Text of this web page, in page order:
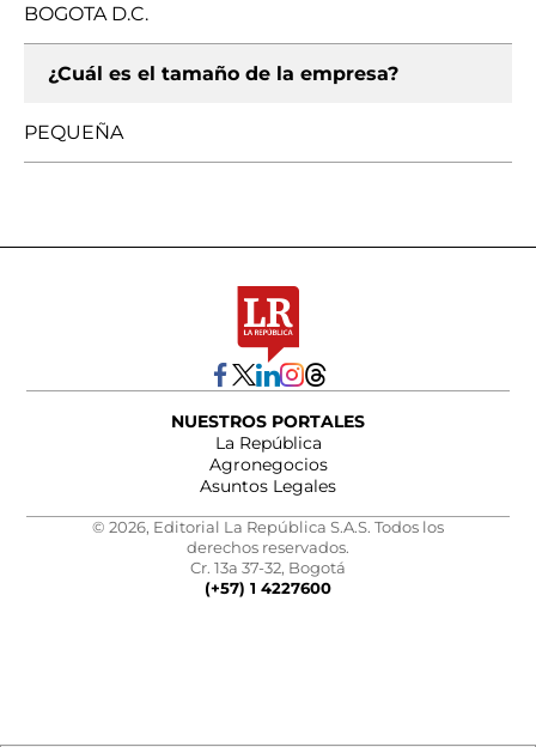
BOGOTA D.C.
¿Cuál es el tamaño de la empresa?
PEQUEÑA
NUESTROS PORTALES
La República
Agronegocios
Asuntos Legales
© 2026, Editorial La República S.A.S. Todos los
derechos reservados.
Cr. 13a 37-32, Bogotá
(+57) 1 4227600